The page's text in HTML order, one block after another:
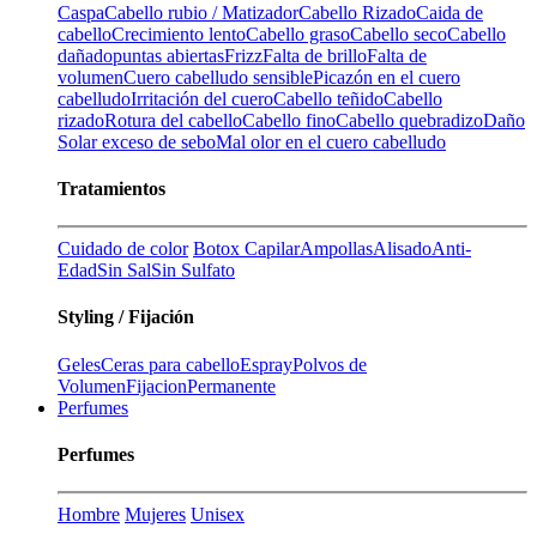
CaspaCabello rubio / MatizadorCabello RizadoCaida de
cabelloCrecimiento lentoCabello grasoCabello secoCabello
dañadopuntas abiertasFrizzFalta de brilloFalta de
volumenCuero cabelludo sensiblePicazón en el cuero
cabelludoIrritación del cueroCabello teñidoCabello
rizadoRotura del cabelloCabello finoCabello quebradizoDaño
Solarexceso de seboMal olor en el cuero cabelludo
Tratamientos
Cuidado de color Botox CapilarAmpollasAlisadoAnti-
EdadSin SalSin Sulfato
Styling / Fijación
GelesCeras para cabelloEsprayPolvos de
VolumenFijacionPermanente
Perfumes
Perfumes
Hombre Mujeres Unisex